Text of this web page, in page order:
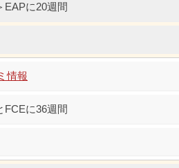
EAPに20週間
情報
FCEに36週間